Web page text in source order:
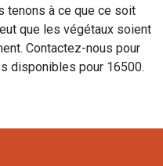
tenons à ce que ce soit
que les végétaux soient
Contactez-nous pour
disponibles pour 16500.